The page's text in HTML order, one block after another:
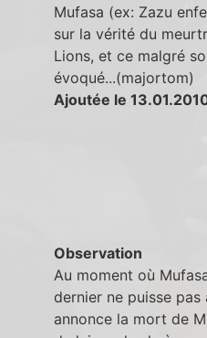
Mufasa (ex: Zazu
sur la vérité du
Lions, et ce malgré
évoqué...(majortom)
Ajoutée le
Observation
Au moment où
dernier ne puisse
annonce la mort de